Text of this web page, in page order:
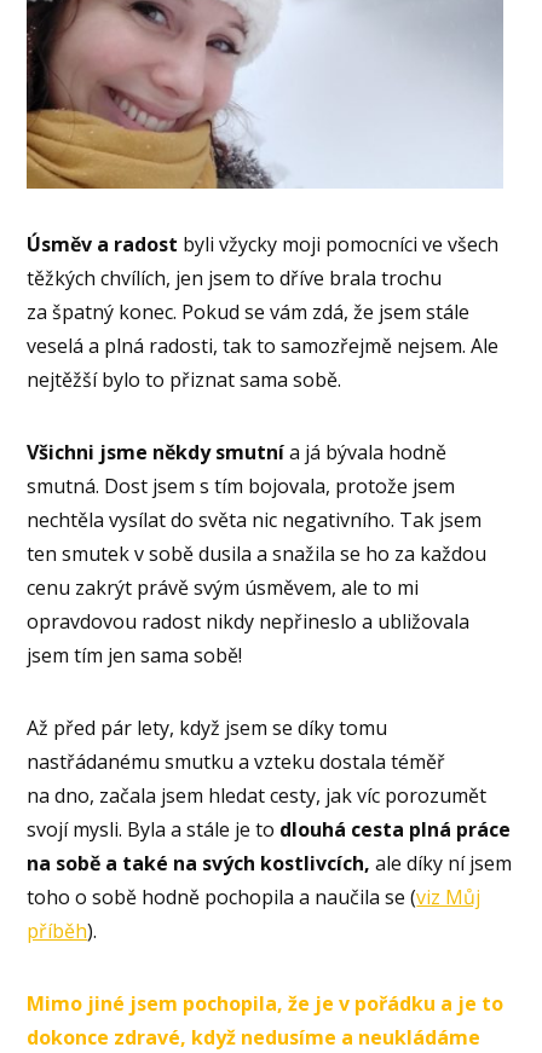
Úsměv a radost byli vžycky moji pomocníci ve všech
těžkých chvílích, jen jsem to dříve brala trochu
za špatný konec. Pokud se vám zdá, že jsem stále
veselá a plná radosti, tak to samozřejmě nejsem. Ale
nejtěžší bylo to přiznat sama sobě.
Všichni jsme někdy smutnía já bývala hodně
smutná. Dost jsem s tím bojovala, protože jsem
nechtěla vysílat do světa nic negativního. Tak jsem
ten smutek v sobě dusila a snažila se ho za každou
cenu zakrýt právě svým úsměvem, ale to mi
opravdovou radost nikdy nepřineslo a ubližovala
jsem tím jen sama sobě!
Až před pár lety, když jsem se díky tomu
nastřádanému smutku a vzteku dostala téměř
na dno, začala jsem hledat cesty, jak víc porozumět
svojí mysli. Byla a stále je to dlouhá cesta plná práce
na sobě a také na svých kostlivcích,ale díky ní jsem
toho o sobě hodně pochopila a naučila se (viz Můj
příběh).
Mimo jiné jsem pochopila, že je v pořádku a je to
dokonce zdravé, když nedusíme a neukládáme